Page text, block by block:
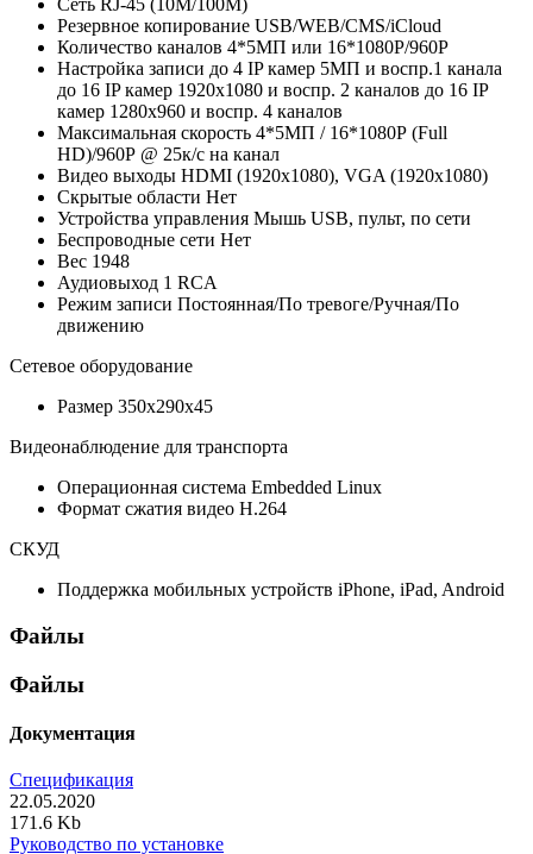
Сеть RJ-45 (10M/100М)
Резервное копирование USB/WEB/CMS/iCloud
Количество каналов 4*5МП или 16*1080P/960P
Настройка записи до 4 IP камер 5МП и воспр.1 канала
до 16 IP камер 1920х1080 и воспр. 2 каналов до 16 IP
камер 1280х960 и воспр. 4 каналов
Максимальная скорость 4*5МП / 16*1080Р (Full
HD)/960Р @ 25к/с на канал
Видео выходы HDMI (1920х1080), VGA (1920х1080)
Скрытые области Нет
Устройства управления Мышь USB, пульт, по сети
Беспроводные сети Нет
Вес 1948
Аудиовыход 1 RCA
Режим записи Постоянная/По тревоге/Ручная/По
движению
Сетевое оборудование
Размер 350х290х45
Видеонаблюдение для транспорта
Операционная система Embedded Linux
Формат сжатия видео H.264
СКУД
Поддержка мобильных устройств iPhone, iPad, Android
Файлы
Файлы
Документация
Спецификация
22.05.2020
171.6 Kb
Руководство по установке